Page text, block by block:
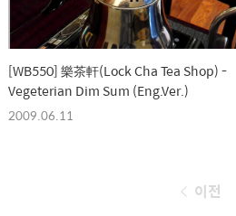
[WB550] 樂茶軒(Lock Cha Tea Shop) -
Vegeterian Dim Sum (Eng.Ver.)
2009.06.11
이전